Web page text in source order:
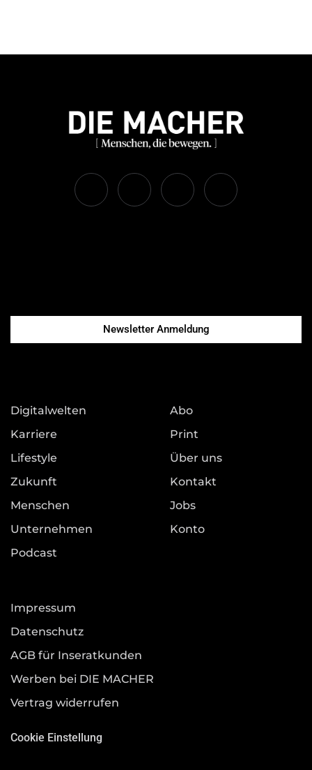
Newsletter Anmeldung
Digitalwelten
Karriere
Lifestyle
Zukunft
Menschen
Unternehmen
Podcast
Abo
Print
Über uns
Kontakt
Jobs
Konto
Impressum
Datenschutz
AGB für Inseratkunden
Werben bei DIE MACHER
Vertrag widerrufen
Cookie Einstellung